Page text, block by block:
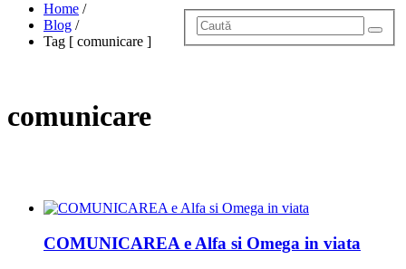
Home /
Blog /
Tag [ comunicare ]
comunicare
COMUNICAREA e Alfa si Omega in viata